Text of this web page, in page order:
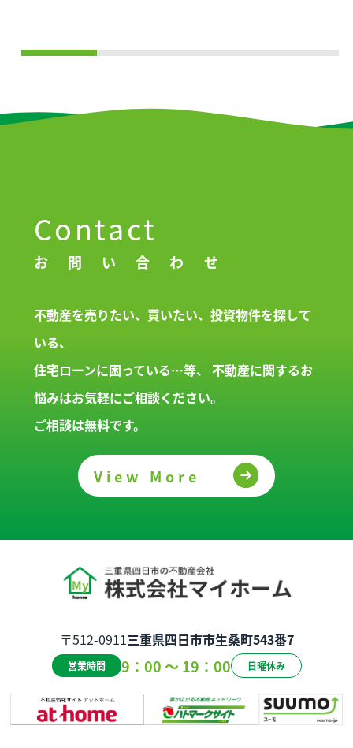
Contact
お問い合わせ
不動産を売りたい、買いたい、投資物件を探して
いる、
住宅ローンに困っている…等、 不動産に関するお
悩みはお気軽にご相談ください。
ご相談は無料です。
View More
〒512-0911三重県四日市市生桑町543番7
営業時間 9：00 ～ 19：00 日曜休み